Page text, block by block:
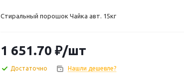
Стиральный порошок Чайка авт. 15кг
1 651.70 ₽/шт
Достаточно Нашли дешевле?